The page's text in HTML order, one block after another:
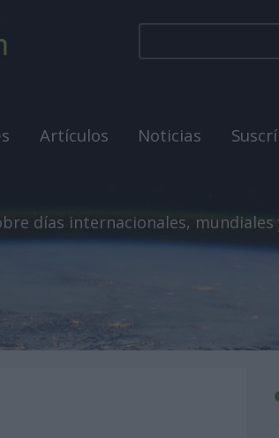
Artículos Noticias
días internacionales, mundiales